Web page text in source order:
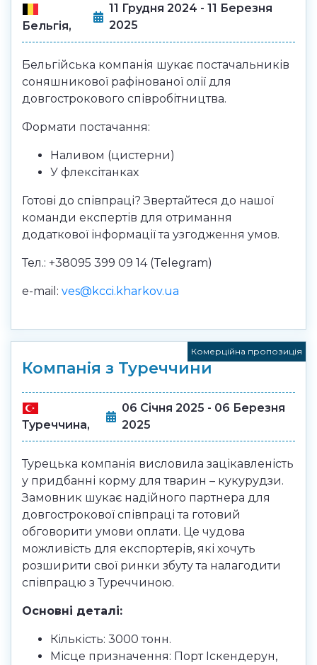
Бельгія,
11 Грудня 2024 - 11 Березня
2025
Бельгійська компанія шукає постачальників
соняшникової рафінованої олії для
довгострокового співробітництва.
Формати постачання:
Наливом (цистерни)
У флексітанках
Готові до співпраці? Звертайтеся до нашої
команди експертів для отримання
додаткової інформації та узгодження умов.
Тел.: +38095 399 09 14 (Telegram)
e-mail: ves@kcci.kharkov.ua
Компанія з Туреччини
Комерційна пропозиція
Туреччина,
06 Січня 2025 - 06 Березня
2025
Турецька компанія висловила зацікавленість
у придбанні корму для тварин – кукурудзи.
Замовник шукає надійного партнера для
довгострокової співпраці та готовий
обговорити умови оплати. Це чудова
можливість для експортерів, які хочуть
розширити свої ринки збуту та налагодити
співпрацю з Туреччиною.
Основні деталі:
Кількість: 3000 тонн.
Місце призначення: Порт Іскендерун,